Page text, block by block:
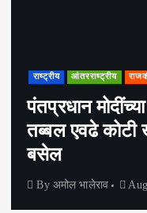
राष्ट्रीय आंतरराष्ट्रीय
पंतप्रधान
तब्बल एवढे
बसेल
By अमोल भालेराव